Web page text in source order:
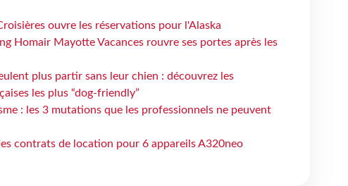
ouvre les réservations pour l'Alaska
Homair Mayotte Vacances rouvre ses portes après les
plus partir sans leur chien : découvrez les
les plus “dog-friendly”
: les 3 mutations que les professionnels ne peuvent
contrats de location pour 6 appareils A320neo